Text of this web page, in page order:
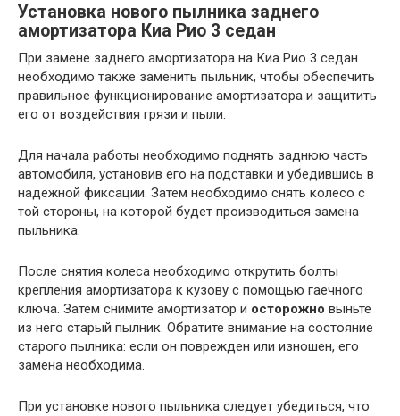
Установка нового пылника заднего
амортизатора Киа Рио 3 седан
При замене заднего амортизатора на Киа Рио 3 седан
необходимо также заменить пыльник, чтобы обеспечить
правильное функционирование амортизатора и защитить
его от воздействия грязи и пыли.
Для начала работы необходимо поднять заднюю часть
автомобиля, установив его на подставки и убедившись в
надежной фиксации. Затем необходимо снять колесо с
той стороны, на которой будет производиться замена
пыльника.
После снятия колеса необходимо открутить болты
крепления амортизатора к кузову с помощью гаечного
ключа. Затем снимите амортизатор и осторожно выньте
из него старый пылник. Обратите внимание на состояние
старого пылника: если он поврежден или изношен, его
замена необходима.
При установке нового пыльника следует убедиться, что